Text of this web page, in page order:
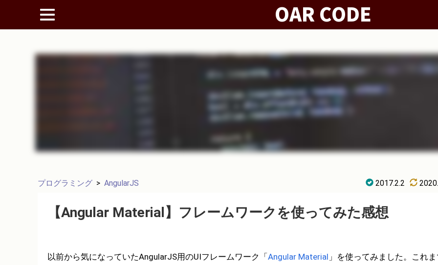
プログラミング > AngularJS 2017.2.2
【Angular Material】フレームワークを使ってみた感想
以前から気になっていたAngularJS用のUIフレームワーク「 Angular Material 」を使ってみました。これ